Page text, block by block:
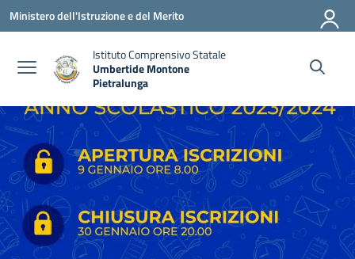
Vai ai contenuti
Vai al menu di navigazione
Vai al footer
Ministero dell'Istruzione e del Merito
Istituto Comprensivo Statale
Umbertide Montone
Pietralunga